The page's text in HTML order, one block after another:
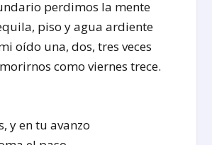
perdimos la mente
piso y agua ardiente
oído una, dos, tres veces
como viernes trece.
y en tu avanzo